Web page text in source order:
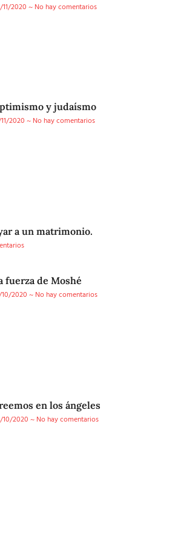
2020
No hay comentarios
y judaísmo
2020
No hay comentarios
a un matrimonio.
fuerza de Moshé
2020
No hay comentarios
en los ángeles
2020
No hay comentarios